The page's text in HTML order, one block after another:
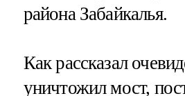
района Забайкалья.
Как рассказал
уничтожил мост,